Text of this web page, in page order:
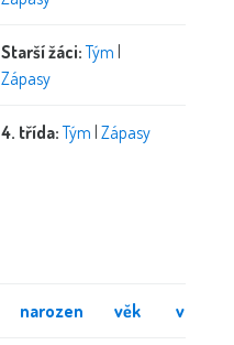
Starší žáci: Tým |
Zápasy
4. třída: Tým | Zápasy
narozen věk výška